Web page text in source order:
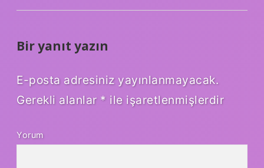
Bir yanıt yazın
E-posta adresiniz yayınlanmayacak.
Gerekli alanlar * ile işaretlenmişlerdir
Yorum